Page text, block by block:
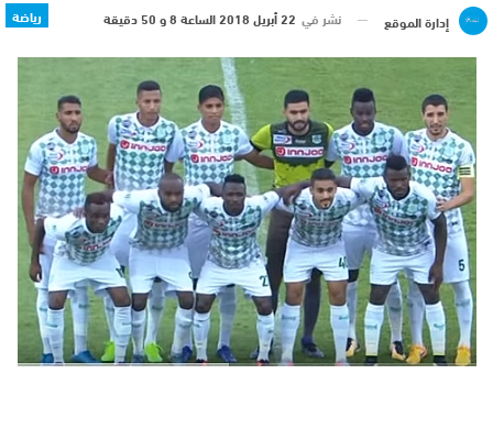
رياضة إدارة الموقع نشر في 22 أبريل 2018 الساعة 8 و 50 دقيقة